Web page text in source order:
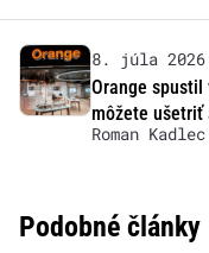
8. júla 2026
Orange
môžete ušetriť
Roman Kadlec
Podobné články